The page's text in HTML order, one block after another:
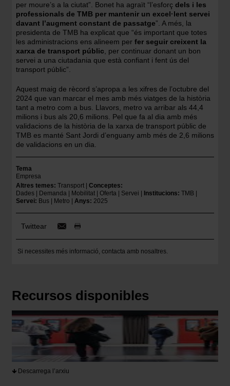
per moure’s a la ciutat”. Bonet ha agraït “l’esforç dels i les
professionals de TMB per mantenir un excel·lent servei
davant l’augment constant de passatge”. A més, la
presidenta de TMB ha explicat que “és important que totes
les administracions ens alineem per fer seguir creixent la
xarxa de transport públic , per continuar donant un bon
servei a una ciutadania que està confiant i fent ús del
transport públic”.
Aquest maig de rècord s’apropa a les xifres de l’octubre del
2024 que van marcar el mes amb més viatges de la història
tant a metro com a bus. Llavors, metro va arribar als 44,4
milions i bus als 20,6 milions. Pel que fa al dia amb més
validacions de la història de la xarxa de transport públic de
TMB es manté Sant Jordi d’enguany amb més de 2,6 milions
de validacions en un dia.
Tema
Empresa
Altres temes Transport
Conceptes
Dades
Demanda Mobilitat Oferta Servei Institucions TMB
Servei
Bus Metro Anys 2025
Twittear
Si necessites més informació, contacta amb nosaltres.
Recursos disponibles
Descarrega l’arxiu